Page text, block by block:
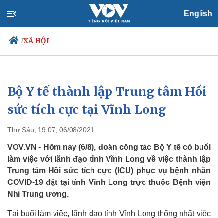
English
/XÃ HỘI
Chính trị
Đảng
Tổ chức nhân sự
Nhận diện sự thật
Xã hội
Tin 24h
Dự báo thời tiết
Việc làm
Biển đảo
Bộ Y tế thành lập Trung tâm Hồi
sức tích cực tại Vĩnh Long
Thứ Sáu, 19:07, 06/08/2021
VOV.VN - Hôm nay (6/8), đoàn công tác Bộ Y tế có buổi
làm việc với lãnh đạo tỉnh Vĩnh Long về việc thành lập
Trung tâm Hồi sức tích cực (ICU) phục vụ bệnh nhân
COVID-19 đặt tại tỉnh Vĩnh Long trực thuộc Bệnh viện
Nhi Trung ương.
Tại buổi làm việc, lãnh đạo tỉnh Vĩnh Long thống nhất việc